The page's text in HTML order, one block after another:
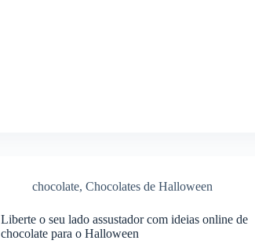
chocolate,Chocolates de Halloween
Liberte o seu lado assustador com ideias online de
chocolate para o Halloween